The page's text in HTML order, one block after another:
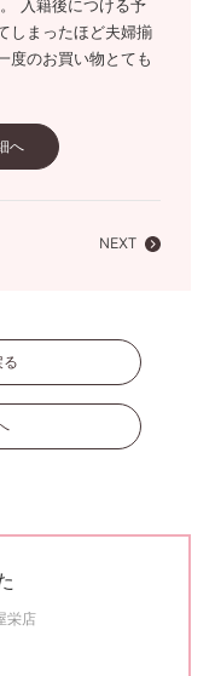
入籍後につける予
しまったほど夫婦揃
度のお買い物とても
へ
NEXT
る
栄店